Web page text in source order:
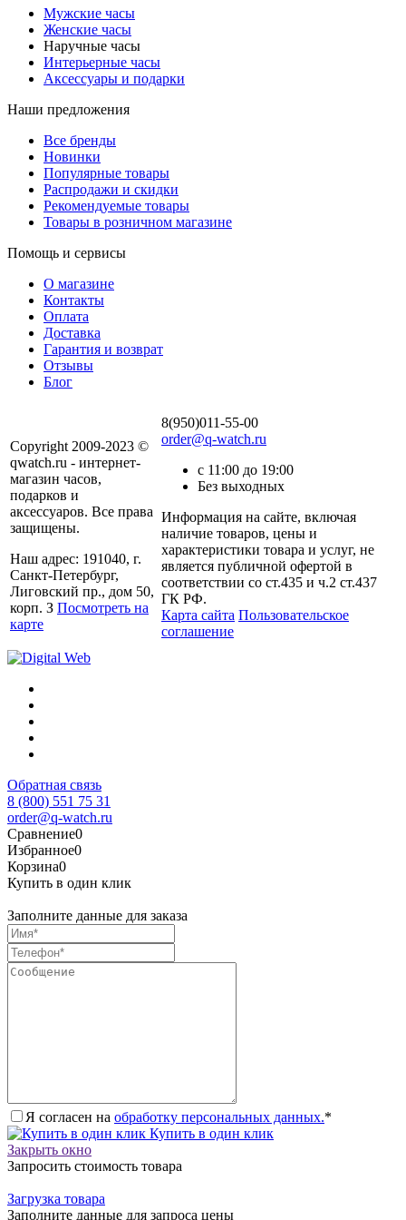
Мужские часы
Женские часы
Наручные часы
Интерьерные часы
Аксессуары и подарки
Наши предложения
Все бренды
Новинки
Популярные товары
Распродажи и скидки
Рекомендуемые товары
Товары в розничном магазине
Помощь и сервисы
О магазине
Контакты
Оплата
Доставка
Гарантия и возврат
Отзывы
Блог
Copyright 2009-2023 ©
qwatch.ru - интернет-
магазин часов,
подарков и
аксессуаров. Все права
защищены.
Наш адрес: 191040, г.
Санкт-Петербург,
Лиговский пр., дом 50,
корп. З Посмотреть на
карте
8(950)011-55-00
order@q-watch.ru
с 11:00 до 19:00
Без выходных
Информация на сайте, включая
наличие товаров, цены и
характеристики товара и услуг, не
является публичной офертой в
соответствии со ст.435 и ч.2 ст.437
ГК РФ.
Карта сайта Пользовательское
соглашение
Обратная связь
8 (800) 551 75 31
order@q-watch.ru
Сравнение0
Избранное0
Корзина0
Купить в один клик
Заполните данные для заказа
Я согласен на обработку персональных данных.*
Купить в один клик
Закрыть окно
Запросить стоимость товара
Загрузка товара
Заполните данные для запроса цены